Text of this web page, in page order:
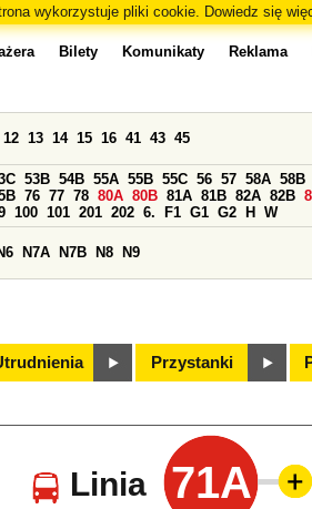
wykorzystuje pliki cookie. Dowiedz się
Bilety Komunikaty Reklama
12 13 14 15 16 41 43 45
53B 54B 55A 55B 55C 56 57 58A 58B
76 77 78 80A 80B 81A 81B 82A 82B
100 101 201 202 6. F1 G1 G2 H W
N7A N7B N8 N9
Przystanki
Linia 71A